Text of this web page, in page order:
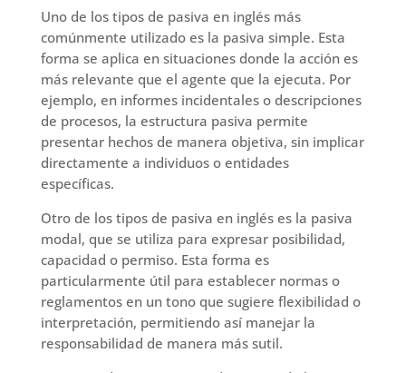
Uno de los tipos de pasiva en inglés más
comúnmente utilizado es la pasiva simple. Esta
forma se aplica en situaciones donde la acción es
más relevante que el agente que la ejecuta. Por
ejemplo, en informes incidentales o descripciones
de procesos, la estructura pasiva permite
presentar hechos de manera objetiva, sin implicar
directamente a individuos o entidades
específicas.
Otro de los tipos de pasiva en inglés es la pasiva
modal, que se utiliza para expresar posibilidad,
capacidad o permiso. Esta forma es
particularmente útil para establecer normas o
reglamentos en un tono que sugiere flexibilidad o
interpretación, permitiendo así manejar la
responsabilidad de manera más sutil.